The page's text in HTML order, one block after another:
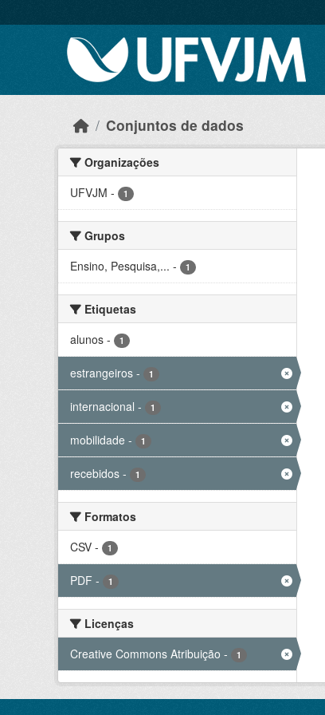
Conjuntos de dados
Organizações
UFVJM - 1
Grupos
Ensino, Pesquisa,... - 1
Etiquetas
alunos - 1
estrangeiros - 1
internacional - 1
mobilidade - 1
recebidos - 1
Formatos
CSV - 1
PDF - 1
Licenças
Creative Commons Atribuição - 1